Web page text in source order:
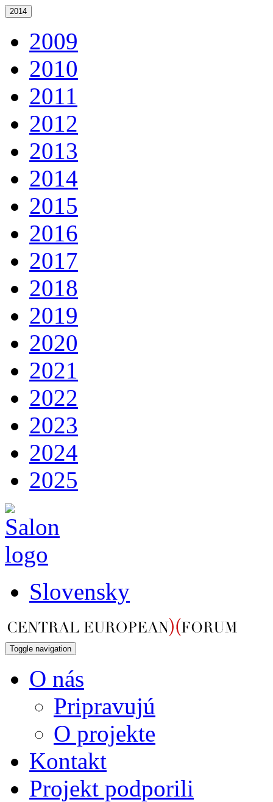
2014
2009
2010
2011
2012
2013
2014
2015
2016
2017
2018
2019
2020
2021
2022
2023
2024
2025
Slovensky
Toggle navigation
O nás
Pripravujú
O projekte
Kontakt
Projekt podporili